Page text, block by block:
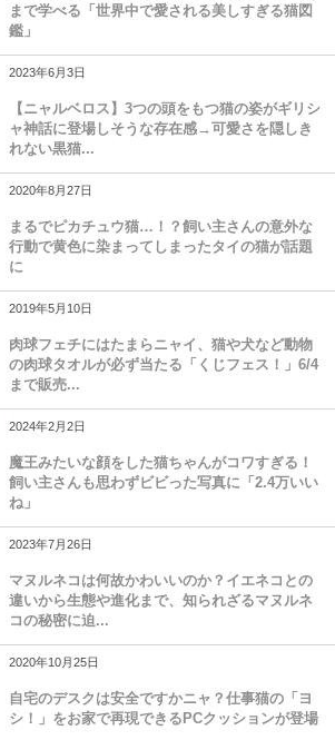
まで学べる「世界中で愛される美しすぎる猫図
鑑」
2023年6月3日
【ニャルベロス】3つの頭をもつ猫の姿がギリシ
ャ神話に登場しそうな存在感→可愛さを隠しき
れない黒猫...
2020年8月27日
まるでピカチュウ猫…！？飼い主さんの意外な
行動で黄色に染まってしまったタイの猫が話題
に
2019年5月10日
肉球フェチにはたまらニャイ、猫や犬など動物
の肉球タオルが必ず当たる「くじフェス！」6/4
まで販売...
2024年2月2日
魔王みたいな顔をした猫ちゃんがコワすぎる！
飼い主さんも思わずビビった写真に「2.4万いい
ね」
2023年7月26日
マヌルネコは何故かわいいのか？イエネコとの
違いから生態や進化まで、知られざるマヌルネ
コの秘密に迫...
2020年10月25日
自宅のデスクは安全ですかニャ？仕事猫の「ヨ
シ！」をお家で再現できるPCクッションが登場